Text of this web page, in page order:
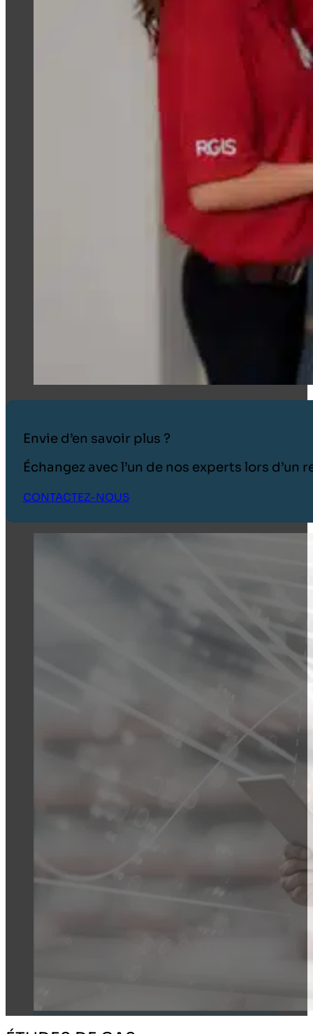
Envie d’en savoir plus ?
Échangez avec l’un de nos experts lors
CONTACTEZ-NOUS